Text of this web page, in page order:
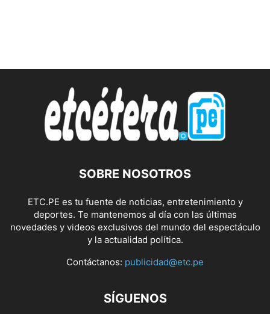
SOBRE NOSOTROS
ETC.PE es tu fuente de noticias, entretenimiento y
deportes. Te mantenemos al día con las últimas
novedades y videos exclusivos del mundo del espectáculo
y la actualidad política.
Contáctanos: publicidad@etc.pe
SÍGUENOS